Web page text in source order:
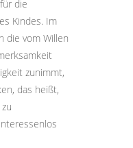
die
Kindes. Im
die vom Willen
zunimmt,
das heißt,